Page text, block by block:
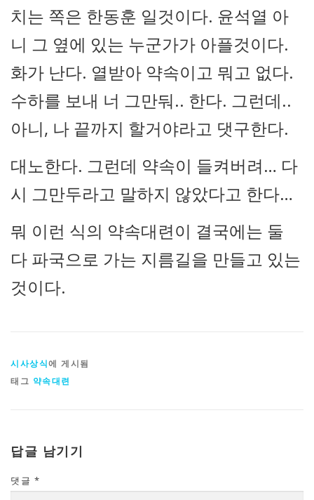
치는 쪽은 한동훈 일것이다. 윤석열 아
니 그 옆에 있는 누군가가 아플것이다.
화가 난다. 열받아 약속이고 뭐고 없다.
수하를 보내 너 그만둬.. 한다. 그런데..
아니, 나 끝까지 할거야라고 댓구한다.
대노한다. 그런데 약속이 들켜버려… 다
시 그만두라고 말하지 않았다고 한다…
뭐 이런 식의 약속대련이 결국에는 둘
다 파국으로 가는 지름길을 만들고 있는
것이다.
시사상식에 게시됨
태그 약속대련
답글 남기기
댓글 *